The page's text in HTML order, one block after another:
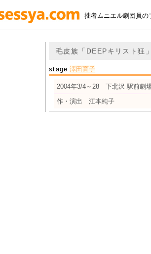
拙者ムニエル劇団員の
毛皮族「DEEPキリスト狂」
stage 澤田育子
2004年3/4～28 下北沢 駅前劇
作・演出 江本純子